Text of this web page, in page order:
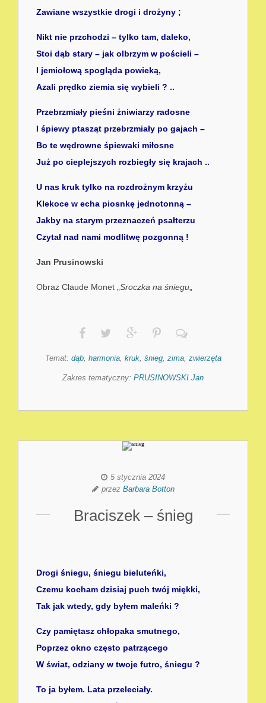
Zawiane wszystkie drogi i drożyny ;
Nikt nie przchodzi – tylko tam, daleko,
Stoi dąb stary – jak olbrzym w pościeli –
I jemiołową spogląda powieką,
Azali prędko ziemia się wybieli ? ..
Przebrzmiały pieśni żniwiarzy radosne
I śpiewy ptasząt przebrzmiały po gajach –
Bo te wędrowne śpiewaki miłosne
Już po cieplejszych rozbiegły się krajach ..
U nas kruk tylko na rozdrożnym krzyżu
Klekoce w echa piosnkę jednotonną –
Jakby na starym przeznaczeń psałterzu
Czytał nad nami modlitwę pozgonną !
Jan Prusinowski
Obraz Claude Monet „ Sroczka na śniegu
Temat: dąb, harmonia, kruk, śnieg, zima, zwierzęta
Zakres tematyczny: PRUSINOWSKI Jan
5 stycznia 2024
przez Barbara Botton
Braciszek – śnieg
Drogi śniegu, śniegu bieluteńki,
Czemu kocham dzisiaj puch twój miękki,
Tak jak wtedy, gdy byłem maleńki ?
Czy pamiętasz chłopaka smutnego,
Poprzez okno często patrzącego
W świat, odziany w twoje futro, śniegu ?
To ja byłem. Lata przeleciały.